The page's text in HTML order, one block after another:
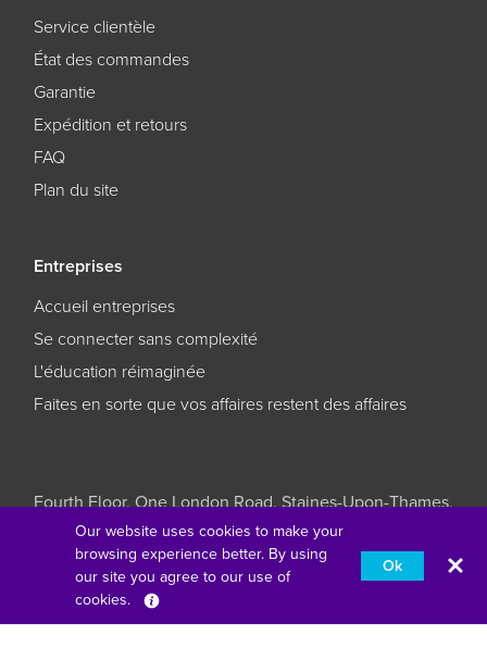
Service clientèle
État des commandes
Garantie
Expédition et retours
FAQ
Plan du site
Entreprises
Accueil entreprises
Se connecter sans complexité
L'éducation réimaginée
Faites en sorte que vos affaires restent des affaires
Fourth Floor, One London Road, Staines-Upon-Thames,
Angleterre, TW18 4EX
american express pomme payer
google pay
Our website uses cookies to make your
browsing experience better. By using
our site you agree to our use of
cookies.
Ok